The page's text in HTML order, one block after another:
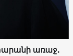
առաջ․